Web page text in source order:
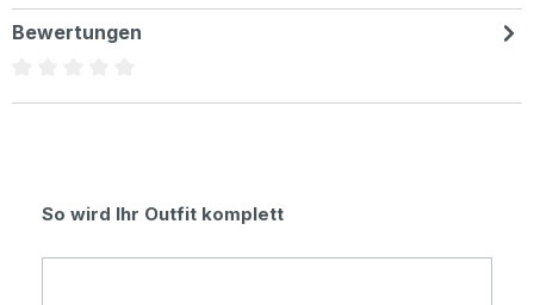
Bewertungen
Produktgalerie überspringen
So wird Ihr Outfit komplett